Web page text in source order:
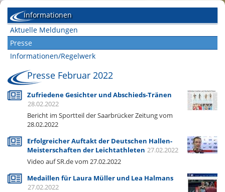
Informationen
Aktuelle Meldungen
Presse
Informationen/Regelwerk
Presse Februar 2022
Zufriedene Gesichter und Abschieds-Tränen
28.02.2022
Bericht im Sportteil der Saarbrücker Zeitung vom
28.02.2022
Erfolgreicher Auftakt der Deutschen Hallen-
Meisterschaften der Leichtathleten 27.02.2022
Video auf SR.de vom 27.02.2022
Medaillen für Laura Müller und Lea Halmans
27.02.2022